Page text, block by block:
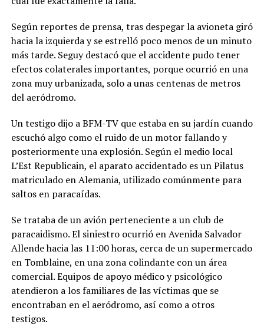
Según reportes de prensa, tras despegar la avioneta giró
hacia la izquierda y se estrelló poco menos de un minuto
más tarde. Seguy destacó que el accidente pudo tener
efectos colaterales importantes, porque ocurrió en una
zona muy urbanizada, solo a unas centenas de metros
del aeródromo.
Un testigo dijo a BFM-TV que estaba en su jardín cuando
escuchó algo como el ruido de un motor fallando y
posteriormente una explosión. Según el medio local
L’Est Republicain, el aparato accidentado es un Pilatus
matriculado en Alemania, utilizado comúnmente para
saltos en paracaídas.
Se trataba de un avión perteneciente a un club de
paracaidismo. El siniestro ocurrió en Avenida Salvador
Allende hacia las 11:00 horas, cerca de un supermercado
en Tomblaine, en una zona colindante con un área
comercial. Equipos de apoyo médico y psicológico
atendieron a los familiares de las víctimas que se
encontraban en el aeródromo, así como a otros
testigos.